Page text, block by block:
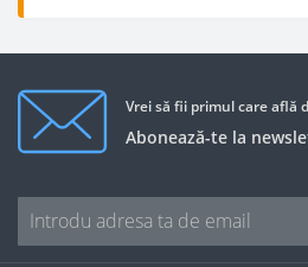
Vrei să fii primul care află
Abonează-te la